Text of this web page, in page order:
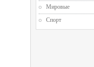
Мировые
Спорт